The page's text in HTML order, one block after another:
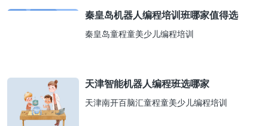
秦皇岛机器人编程培训班哪家值得选
秦皇岛童程童美少儿编程培训
天津智能机器人编程班选哪家
天津南开百脑汇童程童美少儿编程培训